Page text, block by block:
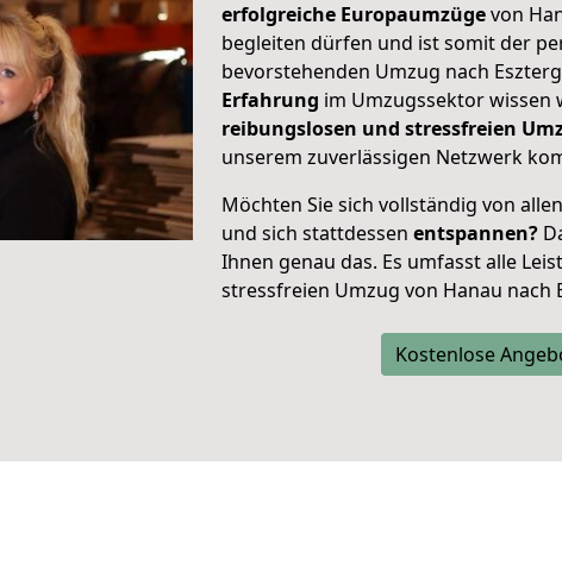
erfolgreiche Europaumzügevon
begleiten dürfen und ist somit der
bevorstehenden Umzug nach
Erfahrung im Umzugssektor wissen
reibungslosen und stressfreien
unserem zuverlässigen Netzwerk
Möchten Sie sich vollständig von
und sich stattdessen entspannen?
Ihnen genau das. Es umfasst alle
stressfreien Umzug von Hanau nach
Kostenlose